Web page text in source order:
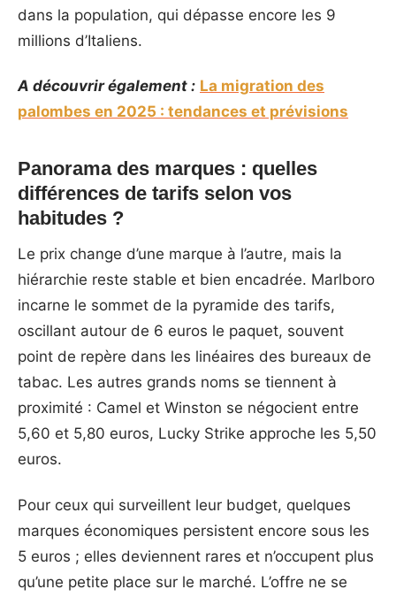
dans la population, qui dépasse encore les 9
millions d’Italiens.
A découvrir également : La migration des
palombes en 2025 : tendances et prévisions
Panorama des marques : quelles
différences de tarifs selon vos
habitudes ?
Le prix change d’une marque à l’autre, mais la
hiérarchie reste stable et bien encadrée. Marlboro
incarne le sommet de la pyramide des tarifs,
oscillant autour de 6 euros le paquet, souvent
point de repère dans les linéaires des bureaux de
tabac. Les autres grands noms se tiennent à
proximité : Camel et Winston se négocient entre
5,60 et 5,80 euros, Lucky Strike approche les 5,50
euros.
Pour ceux qui surveillent leur budget, quelques
marques économiques persistent encore sous les
5 euros ; elles deviennent rares et n’occupent plus
qu’une petite place sur le marché. L’offre ne se